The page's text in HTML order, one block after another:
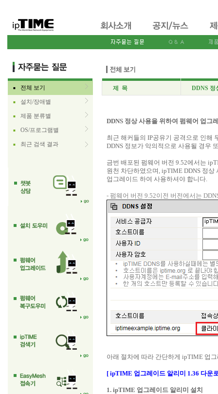
■ 전체 보기
■ 설치/장애별
■ 제품 분류별
■ OS/프로그램별
■ 최근 검색 결과
제 목 DDNS 정
DDNS 정상 사용을 위하여 펌웨어 업그
최근 해커들의 IP공유기 공격으로 인해
DDNS 정보가 악의적으로 사용될 경우
금번 배포된 펌웨어 버전 9.52에서는
원천 차단하였으며, ipTIME DDNS 정
업그레이드 하여 사용하셔야 합니다.
- 펌웨어 버전 9.52이전 버전에서는
아래 절차에 따라 간단하게 ipTIME 업
[ ipTIME 업그레이드 알리미 1.36 다운
1. ipTIME 업그레이드 알리미 설치